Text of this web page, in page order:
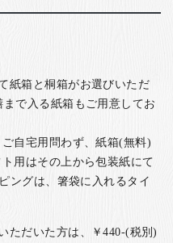
紙箱と桐箱がお選びいただ
で入る紙箱もご用意してお
自宅用問わず、紙箱(無料)
用はその上から包装紙にて
ングは、箸袋に入れるタイ
ただいた方は、￥440-(税別)